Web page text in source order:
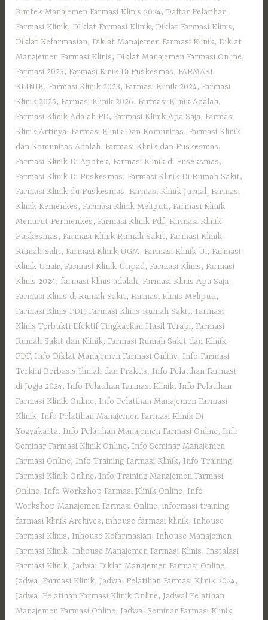
Bimtek Manajemen Farmasi Klinis 2024,Daftar Pelatihan
Farmasi Klinik,DIklat Farmasi Klinik,Diklat Farmasi Klinis,
Diklat Kefarmasian,Diklat Manajemen Farmasi Klinik,Diklat
Manajemen Farmasi Klinis,Diklat Manajemen Farmasi Online,
Farmasi 2023, Farmasi Kinik Di Puskesmas, FARMASI
KLINIK, Farmasi Klinik 2023, Farmasi Klinik 2024, Farmasi
Klinik 2025, Farmasi Klinik 2026, Farmasi Klinik Adalah,
Farmasi Klinik Adalah PD, Farmasi Klinik Apa Saja, Farmasi
Klinik Artinya, Farmasi Klinik Dan Komunitas, Farmasi Klinik
dan Komunitas Adalah, Farmasi Klinik dan Puskesmas,
Farmasi Klinik Di Apotek, Farmasi Klinik di Puseksmas,
Farmasi Klinik Di Puskesmas, Farmasi Klinik Di Rumah Sakit,
Farmasi Klinik du Puskesmas, Farmasi Klinik Jurnal, Farmasi
Klinik Kemenkes, Farmasi Klinik Meliputi, Farmasi Klinik
Menurut Permenkes, Farmasi Klinik Pdf, Farmasi Klinik
Puskesmas, Farmasi Klinik Rumah Sakit, Farmasi Klinik
Rumah Salit, Farmasi Klinik UGM, Farmasi Klinik Ui, Farmasi
Klinik Unair, Farmasi Klinik Unpad, Farmasi Klinis, Farmasi
Klinis 2024, farmasi klinis adalah, Farmasi Klinis Apa Saja,
Farmasi Klinis di Rumah Sakit, Farmasi Klinis Meliputi,
Farmasi Klinis PDF, Farmasi Klinis Rumah Sakit, Farmasi
Klinis Terbukti Efektif Tingkatkan Hasil Terapi, Farmasi
Rumah Sakit dan Klinik, Farmasi Rumah Sakit dan Klinik
PDF, Info Diklat Manajemen Farmasi Online, Info Farmasi
Terkini Berbasis Ilmiah dan Praktis, Info Pelatihan Farmasi
di Jogja 2024, Info Pelatihan Farmasi Klinik, Info Pelatihan
Farmasi Klinik Online, Info Pelatihan Manajemen Farmasi
Klinik, Info Pelatihan Manajemen Farmasi Klinik Di
Yogyakarta, Info Pelatihan Manajemen Farmasi Online, Info
Seminar Farmasi Klinik Online, Info Seminar Manajemen
Farmasi Online, Info Training Farmasi Klinik, Info Training
Farmasi Klinik Online, Info Training Manajemen Farmasi
Online, Info Workshop Farmasi Klinik Online, Info
Workshop Manajemen Farmasi Online,informasi training
farmasi klinik Archives,inhouse farmasi klinik, Inhouse
Farmasi Klinis, Inhouse Kefarmasian, Inhouse Manajemen
Farmasi Klinik, Inhouse Manajemen Farmasi Klinis, Instalasi
Farmasi Klinik, Jadwal Diklat Manajemen Farmasi Online,
Jadwal Farmasi Klinik, Jadwal Pelatihan Farmasi Klinik 2024,
Jadwal Pelatihan Farmasi Klinik Online, Jadwal Pelatihan
Manajemen Farmasi Online, Jadwal Seminar Farmasi Klinik